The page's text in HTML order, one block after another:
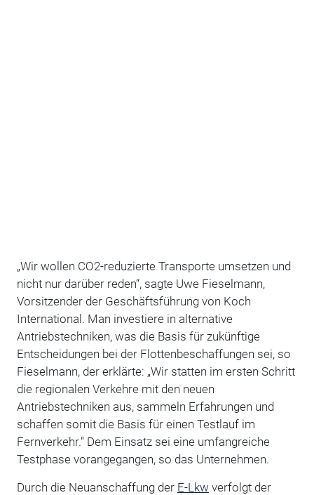
„Wir wollen CO2-reduzierte Transporte umsetzen und
nicht nur darüber reden“, sagte Uwe Fieselmann,
Vorsitzender der Geschäftsführung von Koch
International. Man investiere in alternative
Antriebstechniken, was die Basis für zukünftige
Entscheidungen bei der Flottenbeschaffungen sei, so
Fieselmann, der erklärte: „Wir statten im ersten Schritt
die regionalen Verkehre mit den neuen
Antriebstechniken aus, sammeln Erfahrungen und
schaffen somit die Basis für einen Testlauf im
Fernverkehr.“ Dem Einsatz sei eine umfangreiche
Testphase vorangegangen, so das Unternehmen.
Durch die Neuanschaffung der E-Lkw verfolgt der